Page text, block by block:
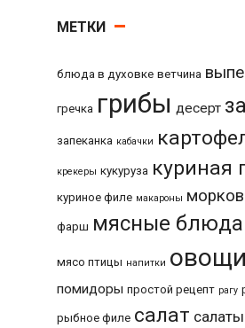
МЕТКИ
блюда в духовке ветчина
гречка грибы десерт
запеканка кабачки
крекеры кукуруза куриная
куриное филе макароны
фарш мясные блюда
мясо птицы напитки овощи
помидоры простой рецепт рагу
рыбное филе салат салаты